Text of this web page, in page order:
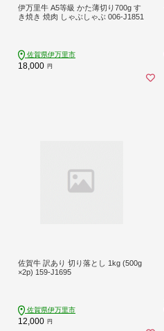
伊万里牛 A5等級 かた薄切り700g す
き焼き 焼肉 しゃぶしゃぶ 006-J1851
佐賀県伊万里市
18,000 円
佐賀牛 訳あり 切り落とし 1kg (500g
×2p) 159-J1695
佐賀県伊万里市
12,000 円